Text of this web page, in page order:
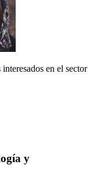
en el sector
y